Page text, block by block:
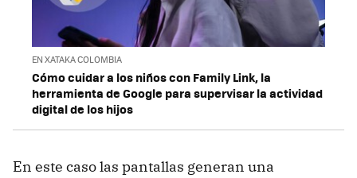
EN XATAKA COLOMBIA
Cómo cuidar a los niños con Family Link, la
herramienta de Google para supervisar la actividad
digital de los hijos
En este caso las pantallas generan una